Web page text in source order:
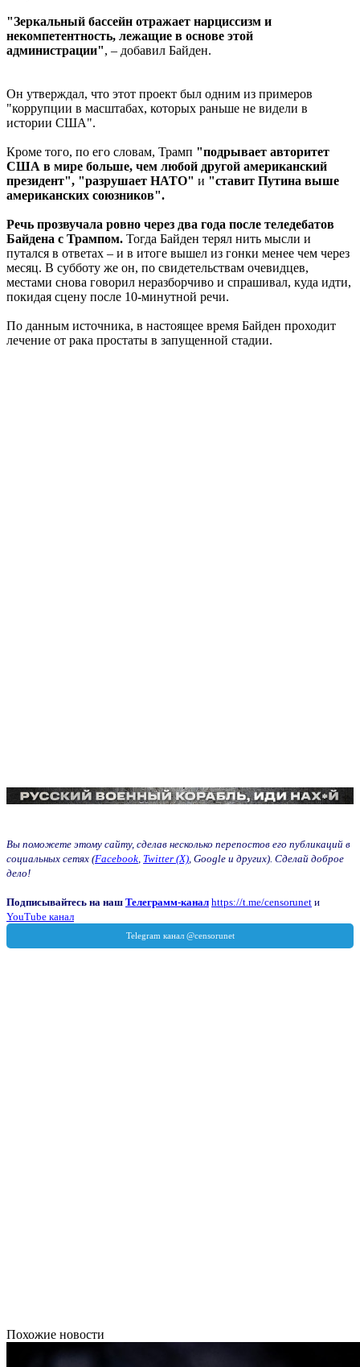
"Зеркальный бассейн отражает нарциссизм и
некомпетентность, лежащие в основе этой
администрации", – добавил Байден.
Он утверждал, что этот проект был одним из примеров
"коррупции в масштабах, которых раньше не видели в
истории США".
Кроме того, по его словам, Трамп "подрывает авторитет
США в мире больше, чем любой другой американский
президент", "разрушает НАТО" и "ставит Путина выше
американских союзников".
Речь прозвучала ровно через два года после теледебатов
Байдена с Трампом. Тогда Байден терял нить мысли и
путался в ответах – и в итоге вышел из гонки менее чем через
месяц. В субботу же он, по свидетельствам очевидцев,
местами снова говорил неразборчиво и спрашивал, куда идти,
покидая сцену после 10-минутной речи.
По данным источника, в настоящее время Байден проходит
лечение от рака простаты в запущенной стадии.
Вы поможете этому сайту, сделав несколько перепостов его публикаций в
социальных сетях (Facebook Twitter (X) , Google и других). Сделай доброе
дело!
Подписывайтесь на наш Телеграмм-канал https://t.me/censorunet и
YouTube канал
Похожие новости